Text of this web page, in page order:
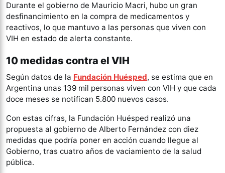
Durante el gobierno de Mauricio Macri, hubo un gran
desfinancimiento en la compra de medicamentos y
reactivos, lo que mantuvo a las personas que viven con
VIH en estado de alerta constante.
10 medidas contra el VIH
Según datos de la Fundación Huésped, se estima que en
Argentina unas 139 mil personas viven con VIH y que cada
doce meses se notifican 5.800 nuevos casos.
Con estas cifras, la Fundación Huésped realizó una
propuesta al gobierno de Alberto Fernández con diez
medidas que podría poner en acción cuando llegue al
Gobierno, tras cuatro años de vaciamiento de la salud
pública.